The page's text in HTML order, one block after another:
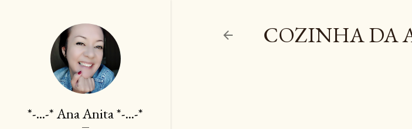
COZINHA DA
*-...-* Ana Anita *-...-*